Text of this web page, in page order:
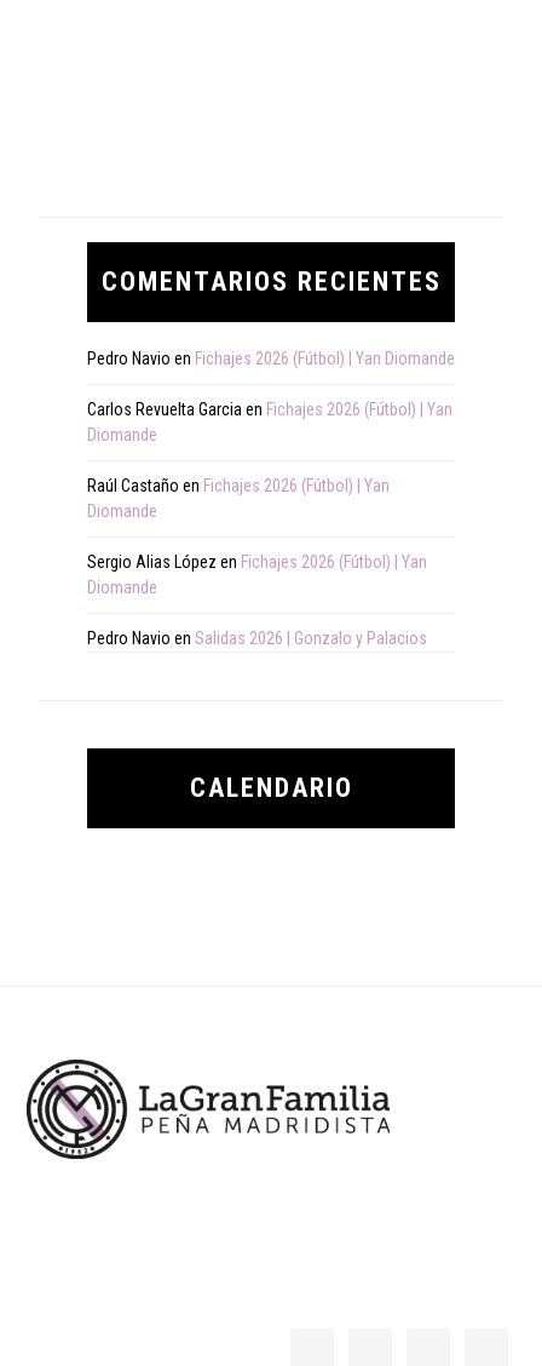
COMENTARIOS RECIENTES
Pedro Navio en Fichajes 2026 (Fútbol) | Yan Diomande
Carlos Revuelta Garcia en Fichajes 2026 (Fútbol) | Yan
Diomande
Raúl Castaño en Fichajes 2026 (Fútbol) | Yan
Diomande
Sergio Alias López en Fichajes 2026 (Fútbol) | Yan
Diomande
Pedro Navio en Salidas 2026 | Gonzalo y Palacios
CALENDARIO